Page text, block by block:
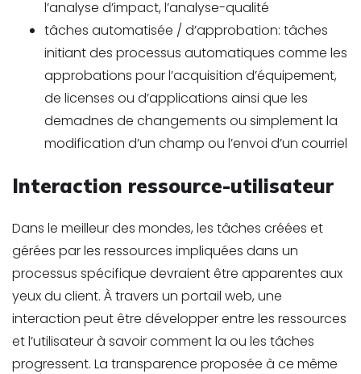
l’analyse d’impact, l’analyse-qualité
tâches automatisée / d’approbation: tâches
initiant des processus automatiques comme les
approbations pour l’acquisition d’équipement,
de licenses ou d’applications ainsi que les
demadnes de changements ou simplement la
modification d’un champ ou l’envoi d’un courriel
Interaction ressource-utilisateur
Dans le meilleur des mondes, les tâches créées et
gérées par les ressources impliquées dans un
processus spécifique devraient être apparentes aux
yeux du client. À travers un portail web, une
interaction peut être développer entre les ressources
et l’utilisateur à savoir comment la ou les tâches
progressent. La transparence proposée à ce même